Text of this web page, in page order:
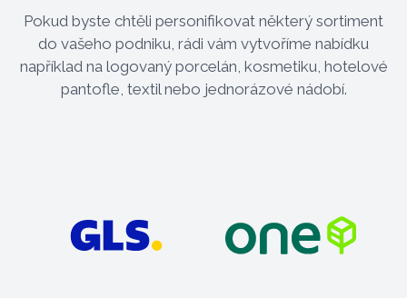
Pokud byste chtěli personifikovat některý sortiment
do vašeho podniku, rádi vám vytvoříme nabídku
například na logovaný porcelán, kosmetiku, hotelové
pantofle, textil nebo jednorázové nádobí.